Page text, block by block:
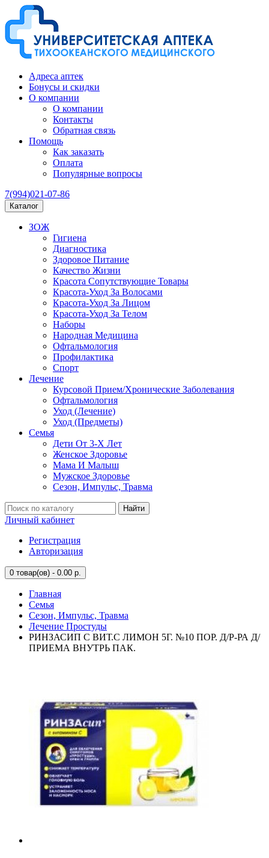
Адреса аптек
Бонусы и скидки
О компании
О компании
Контакты
Обратная связь
Помощь
Как заказать
Оплата
Популярные вопросы
7(994)021-07-86
Каталог
ЗОЖ
Гигиена
Диагностика
Здоровое Питание
Качество Жизни
Красота Сопутствующие Товары
Красота-Уход За Волосами
Красота-Уход За Лицом
Красота-Уход За Телом
Наборы
Народная Медицина
Офтальмология
Профилактика
Спорт
Лечение
Курсовой Прием/Хронические Заболевания
Офтальмология
Уход (Лечение)
Уход (Предметы)
Семья
Дети От 3-Х Лет
Женское Здоровье
Мама И Малыш
Мужское Здоровье
Сезон, Импульс, Травма
Найти
Личный кабинет
Регистрация
Авторизация
0 товар(ов) - 0.00 р.
Главная
Семья
Сезон, Импульс, Травма
Лечение Простуды
РИНЗАСИП С ВИТ.С ЛИМОН 5Г. №10 ПОР. Д/Р-РА Д/
ПРИЕМА ВНУТРЬ ПАК.